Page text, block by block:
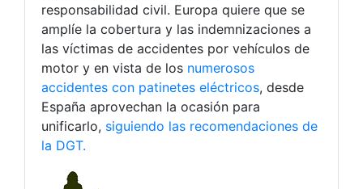
responsabilidad civil. Europa quiere que se
amplíe la cobertura y las indemnizaciones a
las víctimas de accidentes por vehículos de
motor y en vista de los numerosos
accidentes con patinetes eléctricos, desde
España aprovechan la ocasión para
unificarlo, siguiendo las recomendaciones de
la DGT.